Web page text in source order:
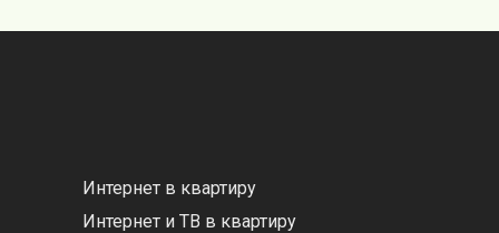
Интернет в квартиру
Интернет и ТВ в квартиру